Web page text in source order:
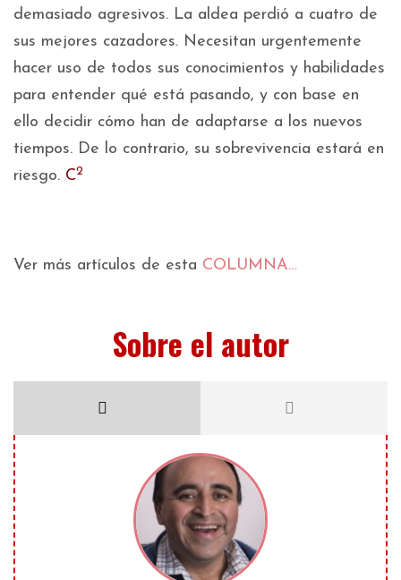
demasiado agresivos. La aldea perdió a cuatro de
sus mejores cazadores. Necesitan urgentemente
hacer uso de todos sus conocimientos y habilidades
para entender qué está pasando, y con base en
ello decidir cómo han de adaptarse a los nuevos
tiempos. De lo contrario, su sobrevivencia estará en
riesgo. C2
Ver más artículos de esta COLUMNA…
Sobre el autor